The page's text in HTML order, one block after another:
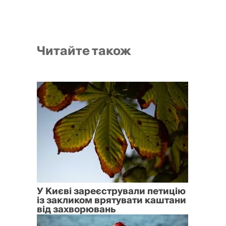
Читайте також
У Києві зареєстрували петицію
із закликом врятувати каштани
від захворювань